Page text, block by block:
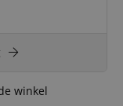
winkel